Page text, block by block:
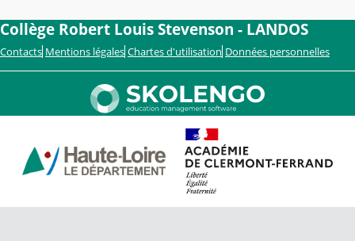
Collège Robert Louis Stevenson - LANDOS
Contacts Mentions légales Chartes d'utilisation Données personnelles